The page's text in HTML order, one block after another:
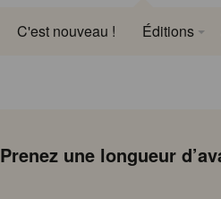
C'est nouveau ! Éditions
Prenez une longueur